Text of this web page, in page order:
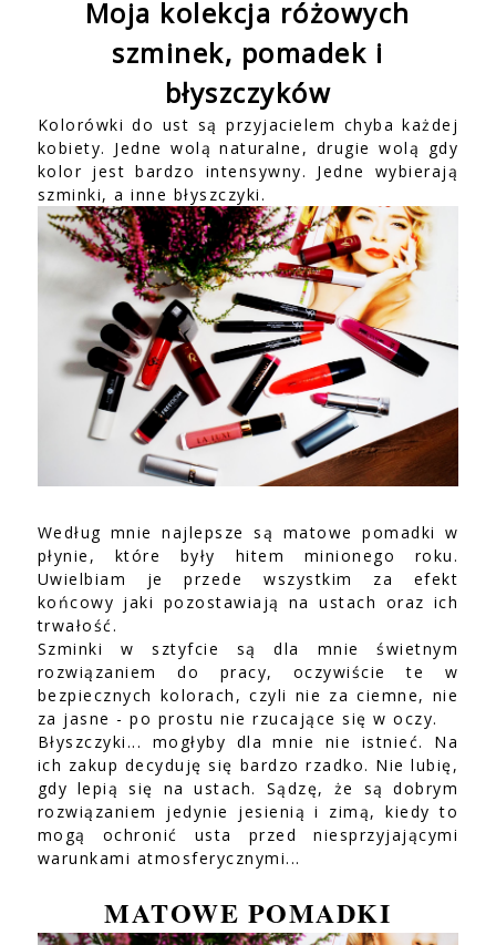
Moja kolekcja różowych
szminek, pomadek i
błyszczyków
Kolorówki do ust są przyjacielem chyba każdej
kobiety. Jedne wolą naturalne, drugie wolą gdy
kolor jest bardzo intensywny. Jedne wybierają
szminki, a inne błyszczyki.
Według mnie najlepsze są matowe pomadki w
płynie, które były hitem minionego roku.
Uwielbiam je przede wszystkim za efekt
końcowy jaki pozostawiają na ustach oraz ich
trwałość.
Szminki w sztyfcie są dla mnie świetnym
rozwiązaniem do pracy, oczywiście te w
bezpiecznych kolorach, czyli nie za ciemne, nie
za jasne - po prostu nie rzucające się w oczy.
Błyszczyki... mogłyby dla mnie nie istnieć. Na
ich zakup decyduję się bardzo rzadko. Nie lubię,
gdy lepią się na ustach. Sądzę, że są dobrym
rozwiązaniem jedynie jesienią i zimą, kiedy to
mogą ochronić usta przed niesprzyjającymi
warunkami atmosferycznymi...
MATOWE POMADKI